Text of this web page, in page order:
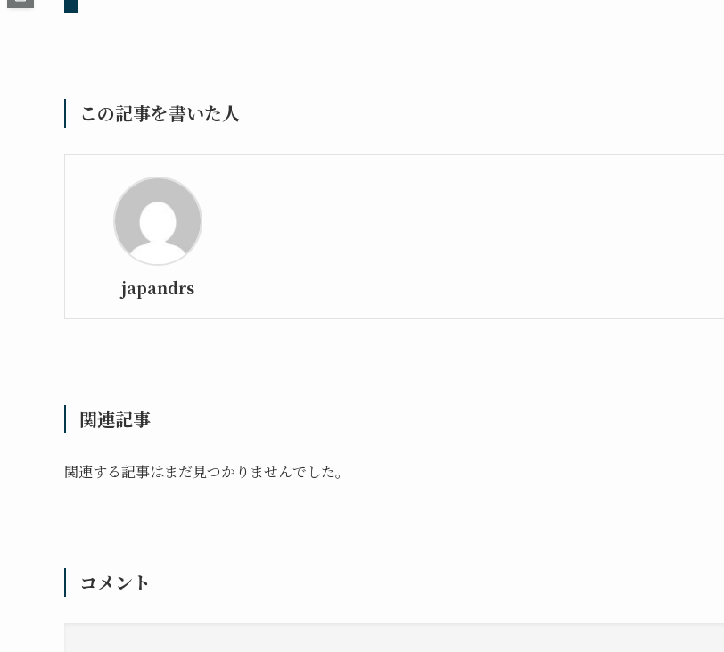
この記事を書いた人
japandrs
関連記事
関連する記事はまだ見つかりませんでした。
コメント